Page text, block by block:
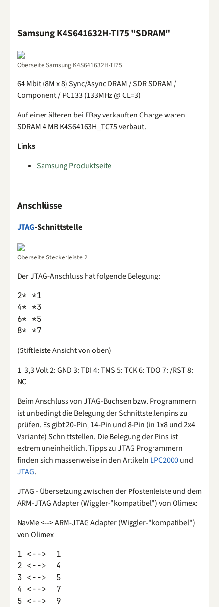
Samsung K4S641632H-TI75 "SDRAM"
Oberseite Samsung K4S641632H-TI75
64 Mbit (8M x 8) Sync/Async DRAM / SDR SDRAM /
Component / PC133 (133MHz @ CL=3)
Auf einer älteren bei EBay verkauften Charge waren
SDRAM 4 MB K4S64163H_TC75 verbaut.
Links
Samsung Produktseite
Anschlüsse
JTAG-Schnittstelle
Oberseite Steckerleiste 2
Der JTAG-Anschluss hat folgende Belegung:
2* *1
4* *3
6* *5
(Stiftleiste Ansicht von oben)
1: 3,3 Volt 2: GND 3: TDI 4: TMS 5: TCK 6: TDO 7: /RST 8:
NC
Beim Anschluss von JTAG-Buchsen bzw. Programmern
ist unbedingt die Belegung der Schnittstellenpins zu
prüfen. Es gibt 20-Pin, 14-Pin und 8-Pin (in 1x8 und 2x4
Variante) Schnittstellen. Die Belegung der Pins ist
extrem uneinheitlich. Tipps zu JTAG Programmern
finden sich massenweise in den Artikeln LPC2000und
JTAG.
JTAG - Übersetzung zwischen der Pfostenleiste und dem
ARM-JTAG Adapter (Wiggler-"kompatibel") von Olimex:
NavMe <--> ARM-JTAG Adapter (Wiggler-"kompatibel")
von Olimex
1 <-->  1
2 <-->  4
3 <-->  5
4 <-->  7
5 <-->  9